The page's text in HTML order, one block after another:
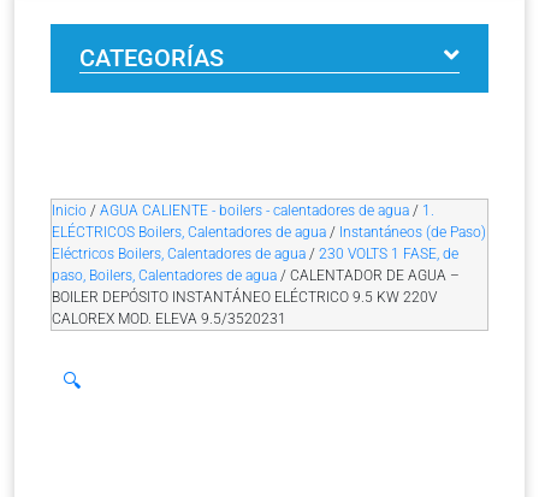
CATEGORÍAS
Inicio / AGUA CALIENTE - boilers - calentadores de agua / 1.
ELÉCTRICOS Boilers, Calentadores de agua / Instantáneos (de Paso)
Eléctricos Boilers, Calentadores de agua / 230 VOLTS 1 FASE, de
paso, Boilers, Calentadores de agua / CALENTADOR DE AGUA –
BOILER DEPÓSITO INSTANTÁNEO ELÉCTRICO 9.5 KW 220V
CALOREX MOD. ELEVA 9.5/3520231
🔍